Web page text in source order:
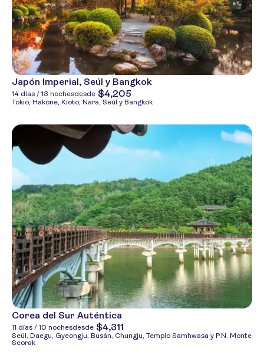
Japón Imperial, Seúl y Bangkok
14 días / 13 nochesdesde $4,205
Tokio, Hakone, Kioto, Nara, Seúl y Bangkok
Corea del Sur Auténtica
11 días / 10 nochesdesde $4,311
Seúl, Daegu, Gyeongju, Busán, Chungju, Templo Samhwasa y P.N. Monte
Seorak